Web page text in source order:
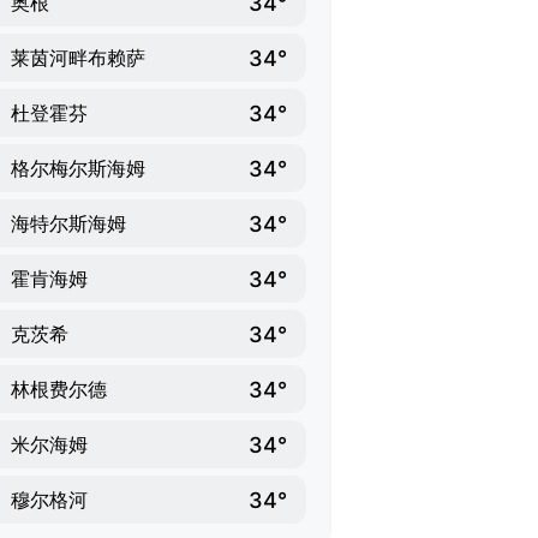
莱茵河畔布赖萨 34°
杜登霍芬 34°
格尔梅尔斯海姆 34°
海特尔斯海姆 34°
霍肯海姆 34°
克茨希 34°
林根费尔德 34°
米尔海姆 34°
穆尔格河 34°